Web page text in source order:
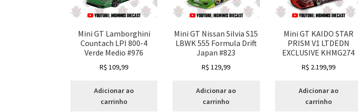
Mini GT Lamborghini
Countach LPI 800-4
Verde Medio #976
R$ 109,99
Adicionar ao
carrinho
Mini GT Nissan Silvia S15
LBWK 555 Formula Drift
Japan #823
R$ 129,99
Adicionar ao
carrinho
Mini GT KAIDO STAR
PRISM V1 LTDEDN
EXCLUSIVE KHMG274
R$ 2.199,99
Adicionar ao
carrinho